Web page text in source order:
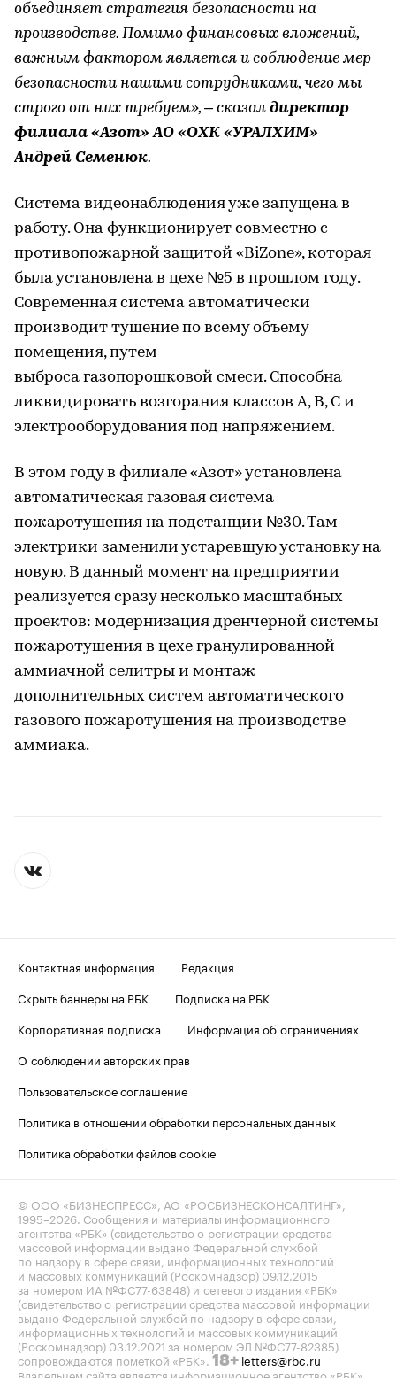
объединяет стратегия безопасности на
производстве. Помимо финансовых вложений,
важным фактором является и соблюдение мер
безопасности нашими сотрудниками, чего мы
строго от них требуем», – сказал директор
филиала «Азот» АО «ОХК «УРАЛХИМ»
Андрей Семенюк.
Система видеонаблюдения уже запущена в
работу. Она функционирует совместно с
противопожарной защитой «BiZone», которая
была установлена в цехе №5 в прошлом году.
Современная система автоматически
производит тушение по всему объему
помещения, путем
выброса газопорошковой смеси. Способна
ликвидировать возгорания классов A, B, C и
электрооборудования под напряжением.
В этом году в филиале «Азот» установлена
автоматическая газовая система
пожаротушения на подстанции №30. Там
электрики заменили устаревшую установку на
новую. В данный момент на предприятии
реализуется сразу несколько масштабных
проектов: модернизация дренчерной системы
пожаротушения в цехе гранулированной
аммиачной селитры и монтаж
дополнительных систем автоматического
газового пожаротушения на производстве
аммиака.
Контактная информация
Редакция
Скрыть баннеры на РБК
Подписка на РБК
Корпоративная подписка
Информация об ограничениях
О соблюдении авторских прав
Пользовательское соглашение
Политика в отношении обработки персональных данных
Политика обработки файлов cookie
© ООО «БИЗНЕСПРЕСС», АО «РОСБИЗНЕСКОНСАЛТИНГ»,
1995–2026. Сообщения и материалы информационного
агентства «РБК» (свидетельство о регистрации средства
массовой информации выдано Федеральной службой
по надзору в сфере связи, информационных технологий
и массовых коммуникаций (Роскомнадзор) 09.12.2015
за номером ИА №ФС77-63848) и сетевого издания «РБК»
(свидетельство о регистрации средства массовой информации
выдано Федеральной службой по надзору в сфере связи,
информационных технологий и массовых коммуникаций
(Роскомнадзор) 03.12.2021 за номером ЭЛ №ФС77-82385)
сопровождаются пометкой «РБК». 18+ letters@rbc.ru